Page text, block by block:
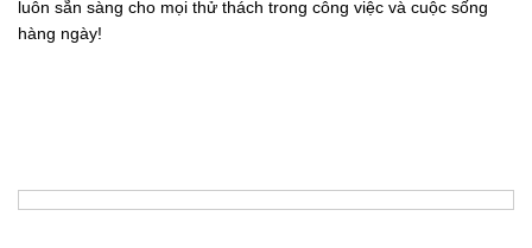
luôn sẵn sàng cho mọi thử thách trong công việc và cuộc sống
hàng ngày!